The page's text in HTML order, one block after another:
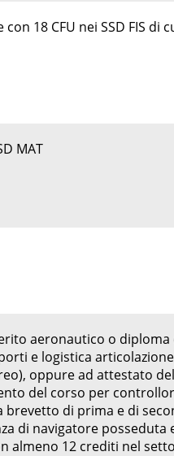
con 18 CFU nei SSD FIS di
MAT
aeronautico o
e logistica
oppure ad attestato
del corso per
di prima e di
di navigatore
almeno 12 crediti nel